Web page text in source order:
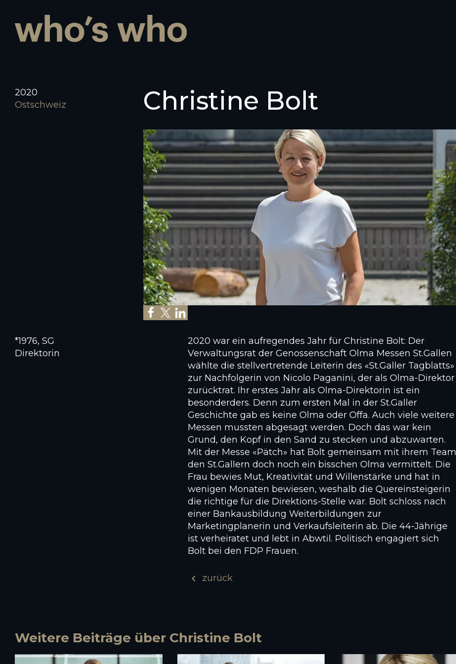
2020
Ostschweiz
Christine Bolt
*1976, SG
Direktorin
2020 war ein aufregendes Jahr für Christine Bolt: Der
Verwaltungsrat der Genossenschaft Olma Messen St.Gallen
wählte die stellvertretende Leiterin des «St.Galler Tagblatts»
zur Nachfolgerin von Nicolo Paganini, der als Olma-Direktor
zurücktrat. Ihr erstes Jahr als Olma-Direktorin ist ein
besonderders. Denn zum ersten Mal in der St.Galler
Geschichte gab es keine Olma oder Offa. Auch viele weitere
Messen mussten abgesagt werden. Doch das war kein
Grund, den Kopf in den Sand zu stecken und abzuwarten.
Mit der Messe «Pätch» hat Bolt gemeinsam mit ihrem Team
den St.Gallern doch noch ein bisschen Olma vermittelt. Die
Frau bewies Mut, Kreativität und Willenstärke und hat in
wenigen Monaten bewiesen, weshalb die Quereinsteigerin
die richtige für die Direktions-Stelle war. Bolt schloss nach
einer Bankausbildung Weiterbildungen zur
Marketingplanerin und Verkaufsleiterin ab. Die 44-Jährige
ist verheiratet und lebt in Abwtil. Politisch engagiert sich
Bolt bei den FDP Frauen.
chevron_left zurück
Weitere Beiträge über Christine Bolt